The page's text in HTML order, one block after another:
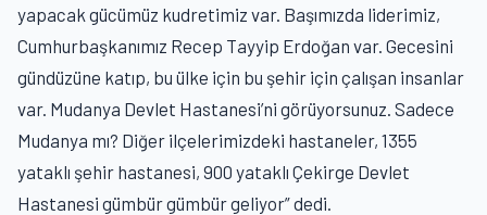
yapacak gücümüz kudretimiz var. Başımızda liderimiz,
Cumhurbaşkanımız Recep Tayyip Erdoğan var. Gecesini
gündüzüne katıp, bu ülke için bu şehir için çalışan insanlar
var. Mudanya Devlet Hastanesi’ni görüyorsunuz. Sadece
Mudanya mı? Diğer ilçelerimizdeki hastaneler, 1355
yataklı şehir hastanesi, 900 yataklı Çekirge Devlet
Hastanesi gümbür gümbür geliyor” dedi.